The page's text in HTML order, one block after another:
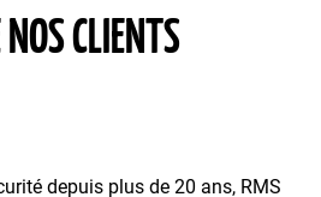
NOS CLIENTS
depuis plus de 20 ans, RMS